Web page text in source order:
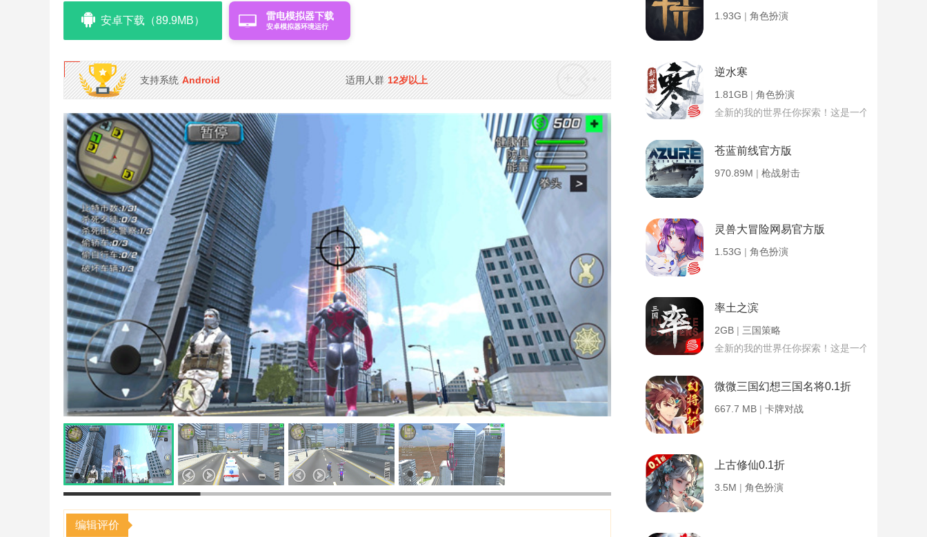
安卓下载（89.9MB） 雷电模拟器下载
安卓模拟器环境运行
支持系统 Android 适用人群 12岁以上
编辑评价
1.93G | 角色扮演
逆水寒
1.81GB | 角色扮演
全新的我的世界任你探索！这是一个小提示字段。
苍蓝前线官方版
970.89M | 枪战射击
灵兽大冒险网易官方版
1.53G | 角色扮演
率土之滨
2GB | 三国策略
全新的我的世界任你探索！这是一个小提示字段。
微微三国幻想三国名将0.1折
667.7 MB | 卡牌对战
上古修仙0.1折
3.5M | 角色扮演